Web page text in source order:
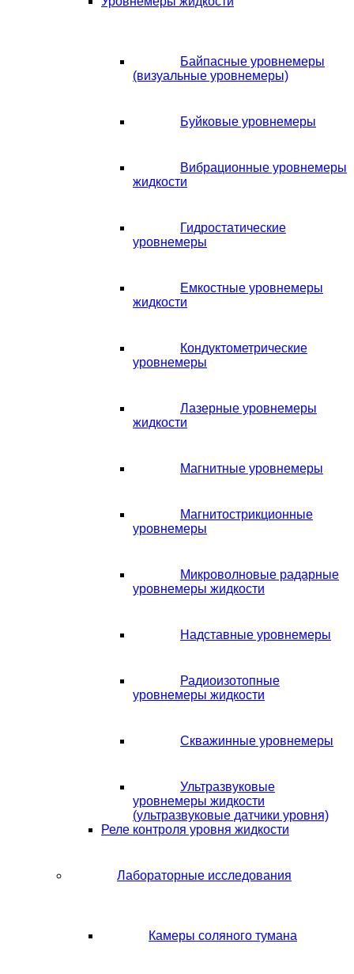
Байпасные уровнемеры
(визуальные уровнемеры)
Буйковые уровнемеры
Вибрационные уровнемеры
жидкости
Гидростатические
уровнемеры
Емкостные уровнемеры
жидкости
Кондуктометрические
уровнемеры
Лазерные уровнемеры
жидкости
Магнитные уровнемеры
Магнитострикционные
уровнемеры
Микроволновые радарные
уровнемеры жидкости
Надставные уровнемеры
Радиоизотопные
уровнемеры жидкости
Скважинные уровнемеры
Ультразвуковые
уровнемеры жидкости
(ультразвуковые датчики уровня)
Реле контроля уровня жидкости
Лабораторные исследования
Камеры соляного тумана